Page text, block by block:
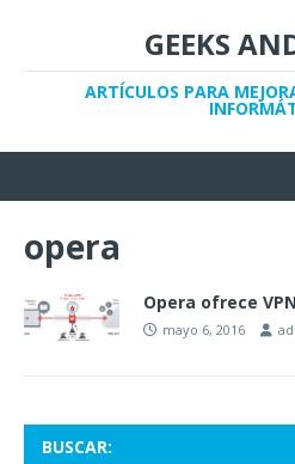
GEEKS
ARTÍCULOS PARA
opera
Opera ofrece
mayo 6, 2016
BUSCAR: